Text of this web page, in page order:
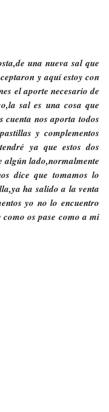
una nueva sal que
y aquí estoy con
el aporte necesario de
sal es una cosa que
cuenta nos aporta todos
y complementos
ya que estos dos
algún lado,normalmente
dice que tomamos lo
ha salido a la venta
yo no lo encuentro
os pase como a mi